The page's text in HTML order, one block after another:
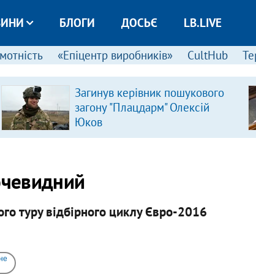
БЛОГИ ДОСЬЄ LB.LIVE
«Епіцентр виробників» CultHub
Загинув керівник пошукового
загону "Плацдарм" Олексій
Юков
туру відбірного циклу Євро-2016